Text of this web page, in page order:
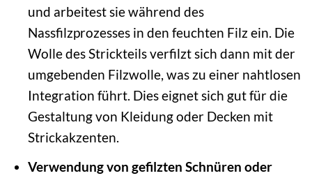
und arbeitest sie während des
Nassfilzprozesses in den feuchten Filz ein. Die
Wolle des Strickteils verfilzt sich dann mit der
umgebenden Filzwolle, was zu einer nahtlosen
Integration führt. Dies eignet sich gut für die
Gestaltung von Kleidung oder Decken mit
Strickakzenten.
Verwendung von gefilzten Schnüren oder